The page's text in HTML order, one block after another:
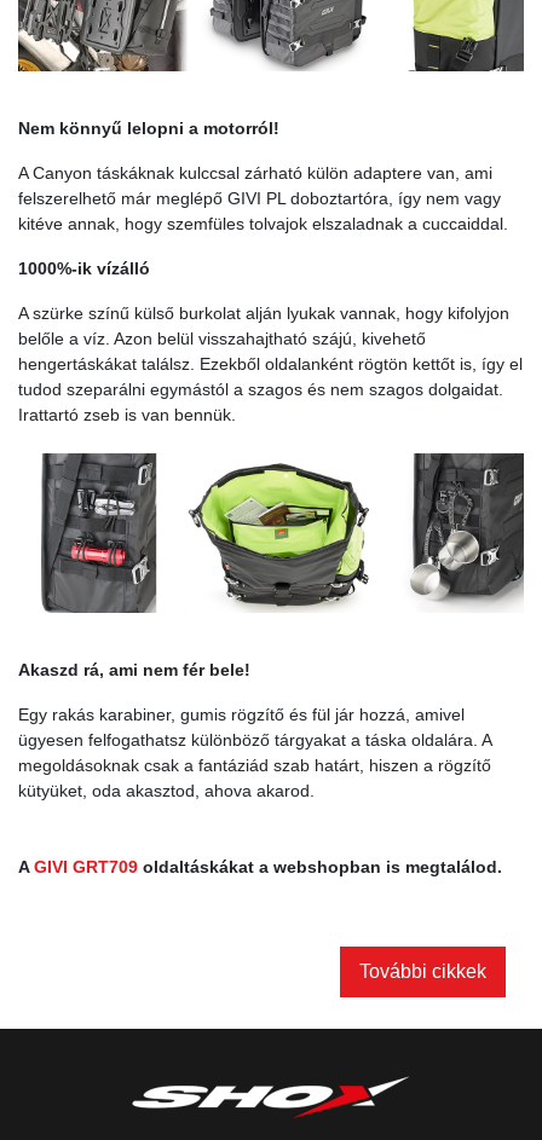
Nem könnyű lelopni a motorról!
A Canyon táskáknak kulccsal zárható külön adaptere van, ami
felszerelhető már meglépő GIVI PL doboztartóra, így nem vagy
kitéve annak, hogy szemfüles tolvajok elszaladnak a cuccaiddal.
1000%-ik vízálló
A szürke színű külső burkolat alján lyukak vannak, hogy kifolyjon
belőle a víz. Azon belül visszahajtható szájú, kivehető
hengertáskákat találsz. Ezekből oldalanként rögtön kettőt is, így el
tudod szeparálni egymástól a szagos és nem szagos dolgaidat.
Irattartó zseb is van bennük.
Akaszd rá, ami nem fér bele!
Egy rakás karabiner, gumis rögzítő és fül jár hozzá, amivel
ügyesen felfogathatsz különböző tárgyakat a táska oldalára. A
megoldásoknak csak a fantáziád szab határt, hiszen a rögzítő
kütyüket, oda akasztod, ahova akarod.
AGIVI GRT709 oldaltáskákat a webshopban is megtalálod.
További cikkek